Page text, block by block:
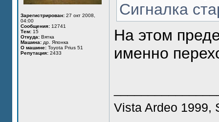
Зарегистрирован: 27 окт 2008,
04:00
Сообщения: 12741
Тем: 15
Откуда: Вятка
Машина: др. Японка
О машине: Toyota Prius 51
Репутация: 2433
Сигналка
На этом
именно
Vista Ardeo 1999,